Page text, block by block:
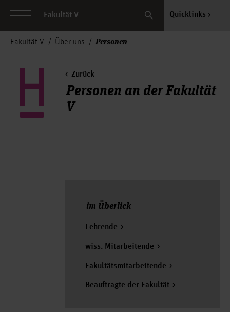
Fakultät V Search Quicklinks
Fakultät V Über uns Personen
Zurück
Personen an der Fakultät
V
im Überlick
Lehrende
wiss. Mitarbeitende
Fakultätsmitarbeitende
Beauftragte der Fakultät